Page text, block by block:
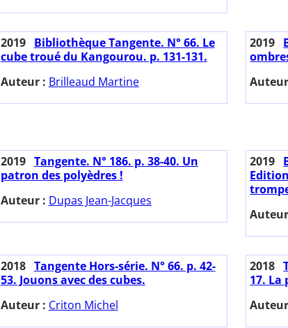
2019
Bibliothèque Tangente. N° 66. Le
cube troué du Kangourou. p. 131-131.
Auteur : Brilleaud Martine
2019
2019 Tangente. N° 186. p. 38-40. Un
patron des polyèdres !
Auteur : Dupas Jean-Jacques
2019
2018 Tangente Hors-série. N° 66. p. 42-
53. Jouons avec des cubes.
Auteur : Criton Michel
2018
17. La